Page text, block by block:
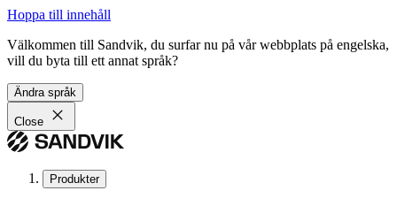
Hoppa till innehåll
Välkommen till Sandvik, du surfar nu på vår webbplats på engelska,
vill du byta till ett annat språk?
Ändra språk
Close
Produkter